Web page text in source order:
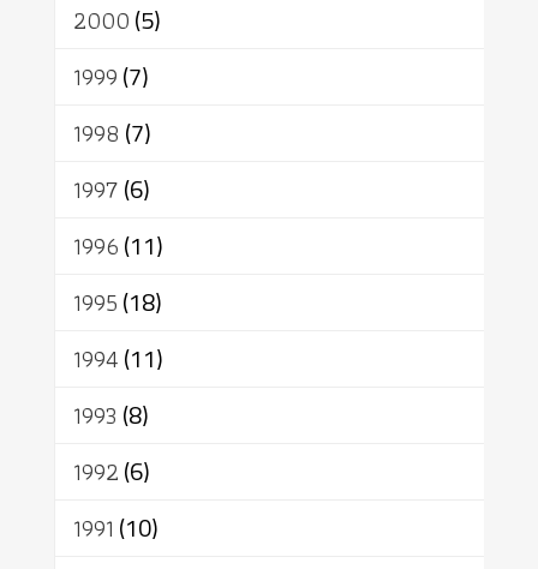
2000(5)
1999(7)
1998 (7)
1997(6)
1996(11)
1995(18)
1994(11)
1993 (8)
1992(6)
1991 (10)